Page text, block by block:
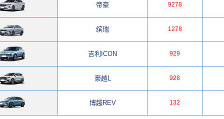
帝豪 9278
缤瑞 1278
吉利ICON 929
豪越L 928
博越REV 132